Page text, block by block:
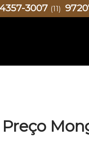
4357-3007 (11)